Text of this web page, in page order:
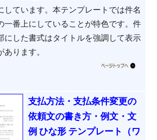
しています。本テンプレートでは件名
一番上にしていることが特色です。件
にした書式はタイトルを強調して表示
ります。
支払方法・支払条件変更の
依頼文の書き方・例文・文
例 ひな形 テンプレート（ワ